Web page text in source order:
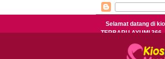
Selamat datang di
TERBARU AYUMI 366